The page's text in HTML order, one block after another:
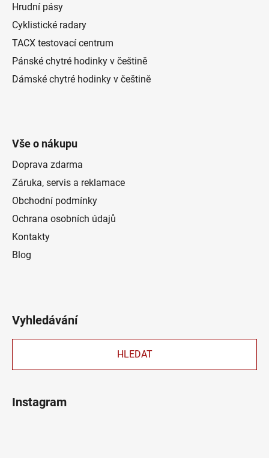
Hrudní pásy
Cyklistické radary
TACX testovací centrum
Pánské chytré hodinky v češtině
Dámské chytré hodinky v češtině
Vše o nákupu
Doprava zdarma
Záruka, servis a reklamace
Obchodní podmínky
Ochrana osobních údajů
Kontakty
Blog
Vyhledávání
HLEDAT
Instagram